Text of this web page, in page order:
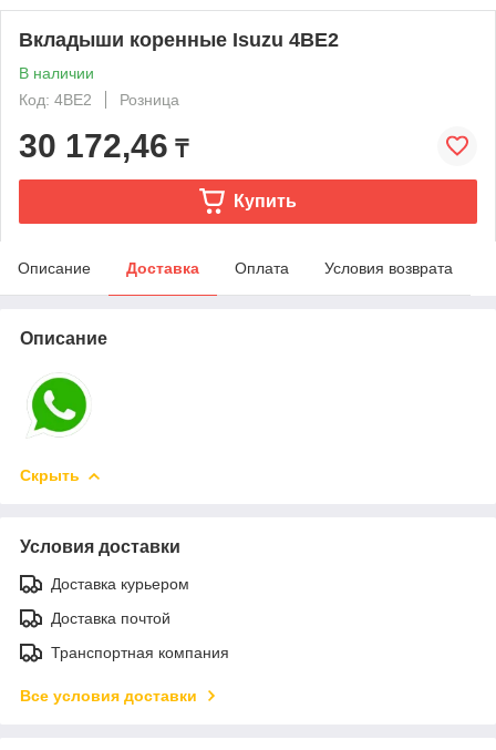
Вкладыши коренные Isuzu 4BE2
В наличии
Код: 4BE2
Розница
30 172,46 ₸
Купить
Описание Доставка Оплата Условия возврата
Описание
Скрыть
Условия доставки
Доставка курьером
Доставка почтой
Транспортная компания
Все условия доставки